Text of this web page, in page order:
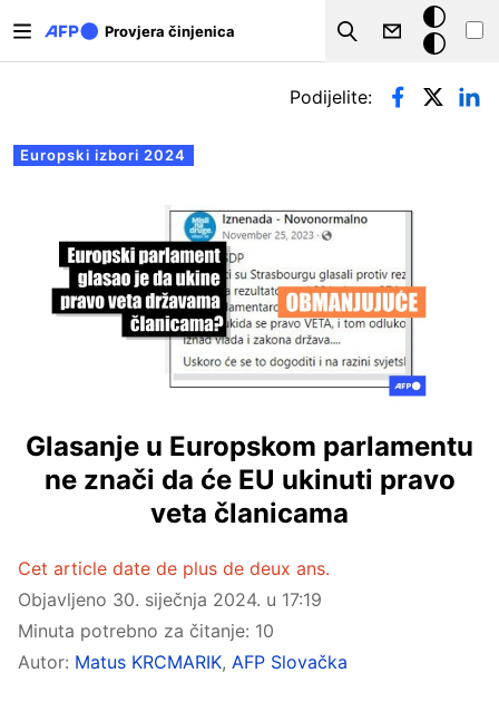
Provjera činjenica
Search
Tamna
pozadina
Primarne oznake
Europski izbori 2024
Podijelite:
Glasanje u Europskom parlamentu
ne znači da će EU ukinuti pravo
veta članicama
Cet article date de plus de deux ans.
Objavljeno 30. siječnja 2024. u 17:19
Minuta potrebno za čitanje: 10
Autor: Matus KRCMARIK, AFP Slovačka